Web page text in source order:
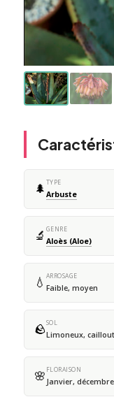
🌲 TYPE
Arbuste
🔬 GENRE
Aloès (Aloe)
💧 ARROSAGE
Faible, moyen
🪨SOL
Limoneux,
🌸 FLORAISON
Janvier, décembre